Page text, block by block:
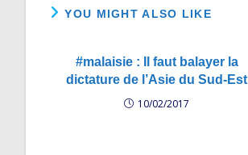
YOU MIGHT ALSO LIKE
#malaisie : Il faut balayer la
dictature de l’Asie du Sud-Est
10/02/2017